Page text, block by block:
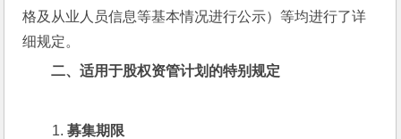
格及从业人员信息等基本情况进行公示）等均进行了详
细规定。
二、适用于股权资管计划的特别规定
募集期限